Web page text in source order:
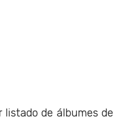
listado de álbumes de